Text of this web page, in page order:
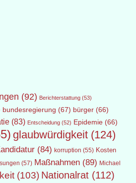
(92) Berichterstattung (53)
bundesregierung (67) bürger (66)
(83) Entscheidung (52) Epidemie (66)
glaubwürdigkeit (124)
(84) korruption (55) Kosten
(57) Maßnahmen (89) Michael
(103) Nationalrat (112)